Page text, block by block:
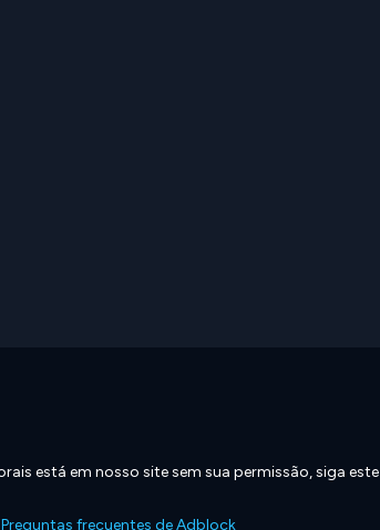
está em nosso site sem sua permissão, siga este
Preguntas frecuentes de Adblock